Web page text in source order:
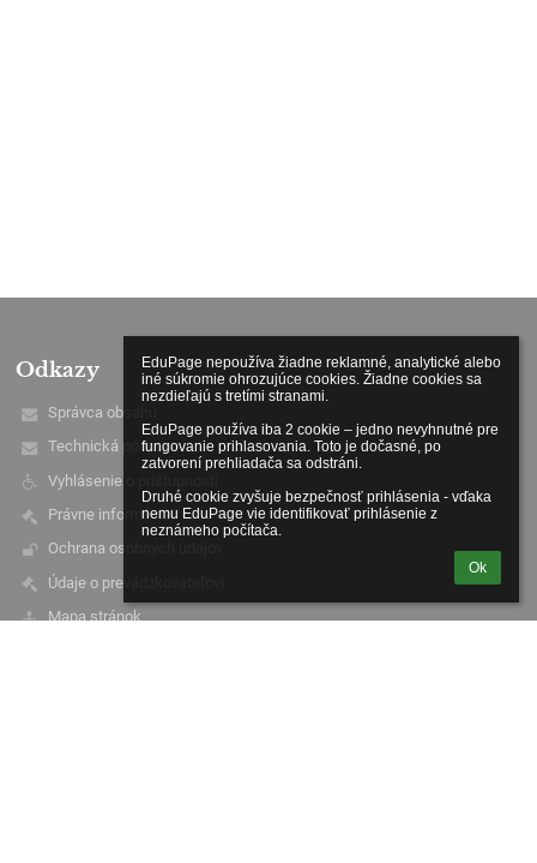
EduPage nepoužíva žiadne reklamné, analytické alebo
iné súkromie ohrozujúce cookies. Žiadne cookies sa
nezdieľajú s tretími stranami.
EduPage používa iba 2 cookie – jedno nevyhnutné pre
fungovanie prihlasovania. Toto je dočasné, po
zatvorení prehliadača sa odstráni.
Druhé cookie zvyšuje bezpečnosť prihlásenia - vďaka
nemu EduPage vie identifikovať prihlásenie z
neznámeho počítača.
Ok
Odkazy
Správca obsahu
Technická podpora
Vyhlásenie o prístupnosti
Právne informácie
Ochrana osobných údajov
Údaje o prevádzkovateľovi
Mapa stránok